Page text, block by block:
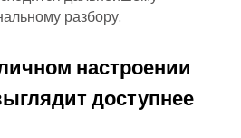
разбору.
настроении
доступнее